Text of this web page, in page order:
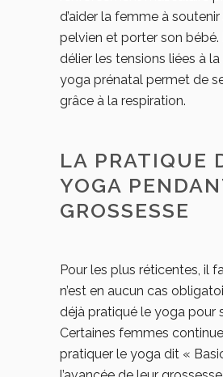
d’aider la femme à
pelvien et porter son bébé.
délier les tensions liées à
yoga prénatal permet de
grâce à la respiration.
LA PRATIQUE
YOGA
GROSSESSE
Pour les plus réticentes, il
n’est en aucun cas
déjà pratiqué le yoga pour
Certaines femmes
pratiquer le yoga dit «